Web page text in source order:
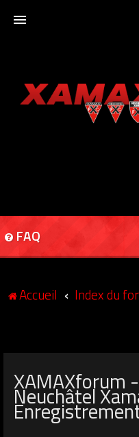
XAMAXFORUM
FAQ
Accueil Index du
XAMAXforum
Neuchâtel